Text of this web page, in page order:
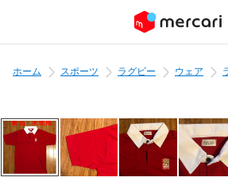
ホーム スポーツ ラグビー ウェア